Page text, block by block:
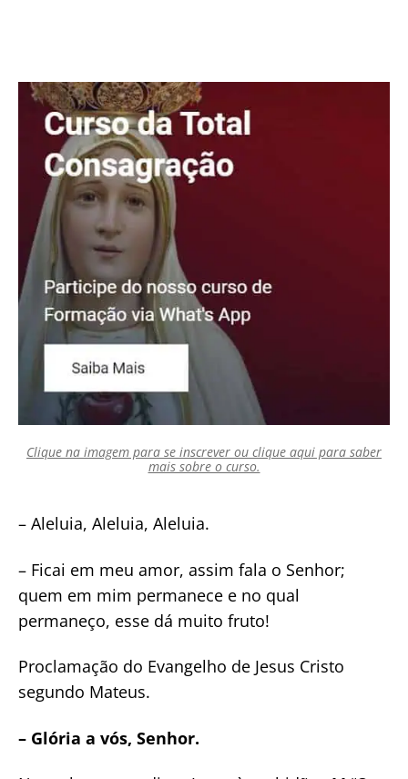
Clique na imagem para se inscrever ou clique aqui para saber
mais sobre o curso.
– Aleluia, Aleluia, Aleluia.
– Ficai em meu amor, assim fala o Senhor;
quem em mim permanece e no qual
permaneço, esse dá muito fruto!
Proclamação do Evangelho de Jesus Cristo
segundo Mateus.
– Glória a vós, Senhor.